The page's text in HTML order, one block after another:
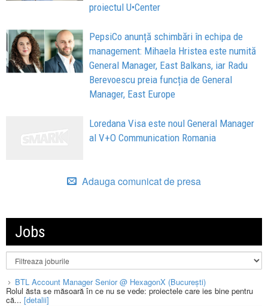
proiectul U•Center
PepsiCo anunță schimbări în echipa de
management: Mihaela Hristea este numită
General Manager, East Balkans, iar Radu
Berevoescu preia funcția de General
Manager, East Europe
Loredana Visa este noul General Manager
al V+O Communication Romania
Adauga comunicat de presa
Jobs
BTL Account Manager Senior @ HexagonX (București)
Rolul ăsta se măsoară în ce nu se vede: proiectele care ies bine pentru
că... [detalii]